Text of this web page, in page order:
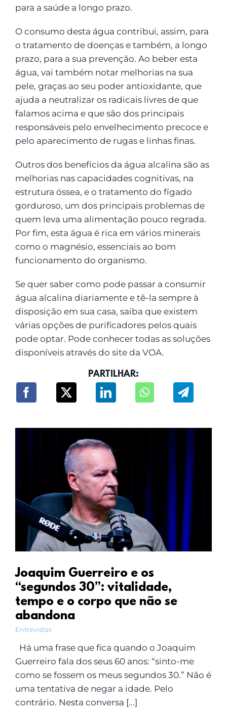
para a saúde a longo prazo.
O consumo desta água contribui, assim, para
o tratamento de doenças e também, a longo
prazo, para a sua prevenção. Ao beber esta
água, vai também notar melhorias na sua
pele, graças ao seu poder antioxidante, que
ajuda a neutralizar os radicais livres de que
falamos acima e que são dos principais
responsáveis pelo envelhecimento precoce e
pelo aparecimento de rugas e linhas finas.
Outros dos benefícios da água alcalina são as
melhorias nas capacidades cognitivas, na
estrutura óssea, e o tratamento do fígado
gorduroso, um dos principais problemas de
quem leva uma alimentação pouco regrada.
Por fim, esta água é rica em vários minerais
como o magnésio, essenciais ao bom
funcionamento do organismo.
Se quer saber como pode passar a consumir
água alcalina diariamente e tê-la sempre à
disposição em sua casa, saiba que existem
várias opções de purificadores pelos quais
pode optar. Pode conhecer todas as soluções
disponíveis através do site da VOA.
PARTILHAR:
Joaquim Guerreiro e os
“segundos 30”: vitalidade,
tempo e o corpo que não se
abandona
Entrevistas
Há uma frase que fica quando o Joaquim
Guerreiro fala dos seus 60 anos: “sinto-me
como se fossem os meus segundos 30.” Não é
uma tentativa de negar a idade. Pelo
contrário. Nesta conversa [...]